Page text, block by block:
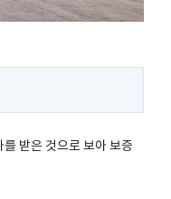
받은 것으로 보아 보증